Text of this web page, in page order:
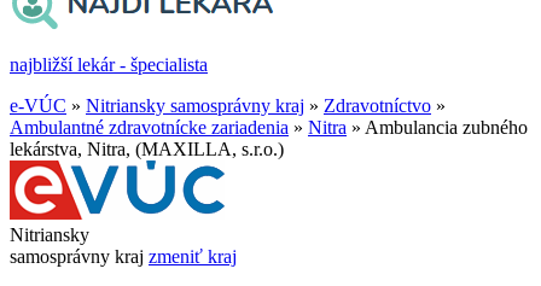
najbližší lekár - špecialista
e-VÚC » Nitriansky samosprávny kraj » Zdravotníctvo »
Ambulantné zdravotnícke zariadenia » Nitra » Ambulancia zubného
lekárstva, Nitra, (MAXILLA, s.r.o.)
Nitriansky
samosprávny kraj zmeniť kraj